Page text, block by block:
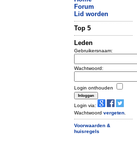
Forum
Lid worden
Top 5
Leden
Gebruikersnaam:
Wachtwoord:
Login onthouden
Login via:
Wachtwoord vergeten
Voorwaarden &
huisregels